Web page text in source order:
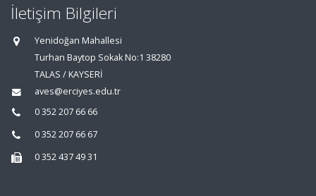
İletişim Bilgileri
Yenidoğan Mahallesi
Turhan Baytop Sokak No:1 38280
TALAS / KAYSERİ
aves@erciyes.edu.tr
0 352 207 66 66
0 352 207 66 67
0 352 437 49 31